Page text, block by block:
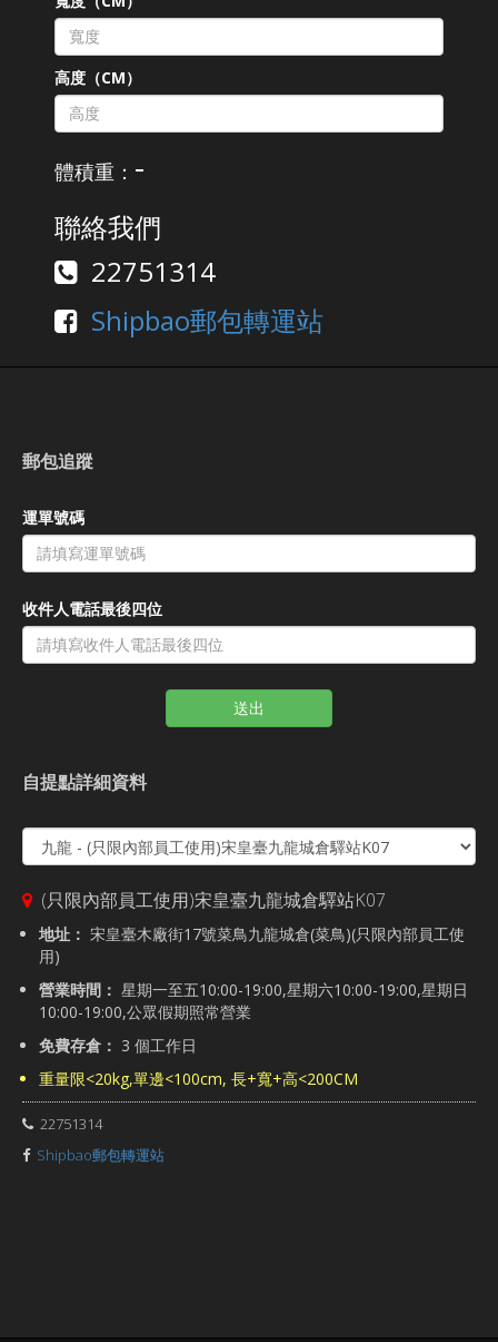
高度（CM）
體積重： -
聯絡我們
22751314
Shipbao郵包轉運站
郵包追蹤
運單號碼
收件人電話最後四位
送出
自提點詳細資料
(只限內部員工使用)宋皇臺九龍城倉驛站K07
地址： 宋皇臺木廠街17號菜鳥九龍城倉(菜鳥)(只限內部員工使
用)
營業時間： 星期一至五10:00-19:00,星期六10:00-19:00,星期日
10:00-19:00,公眾假期照常營業
免費存倉： 3 個工作日
重量限<20kg,單邊<100cm, 長+寬+高<200CM
22751314
Shipbao郵包轉運站